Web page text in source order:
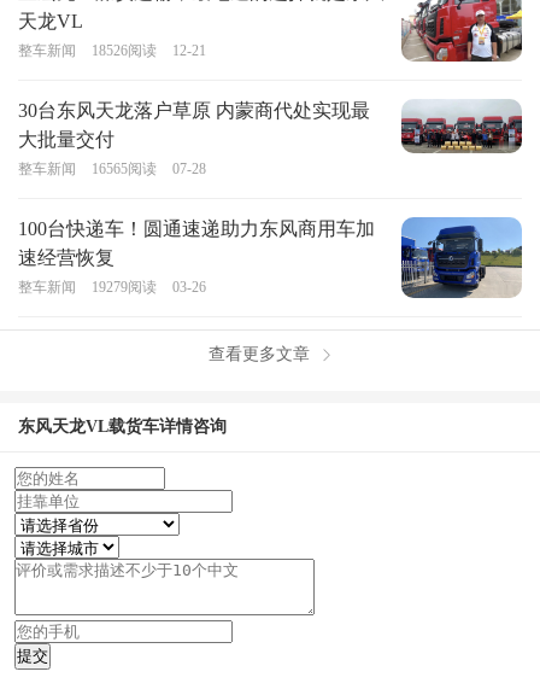
天龙VL
整车新闻 18526阅读 12-21
30台东风天龙落户草原 内蒙商代处实现最
大批量交付
整车新闻 16565阅读 07-28
100台快递车！圆通速递助力东风商用车加
速经营恢复
整车新闻 19279阅读 03-26
查看更多文章
东风天龙VL载货车详情咨询